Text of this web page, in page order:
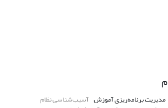
م
مدیریت برنامه‌ریزی آموزش آسیب‌شناسی نظام